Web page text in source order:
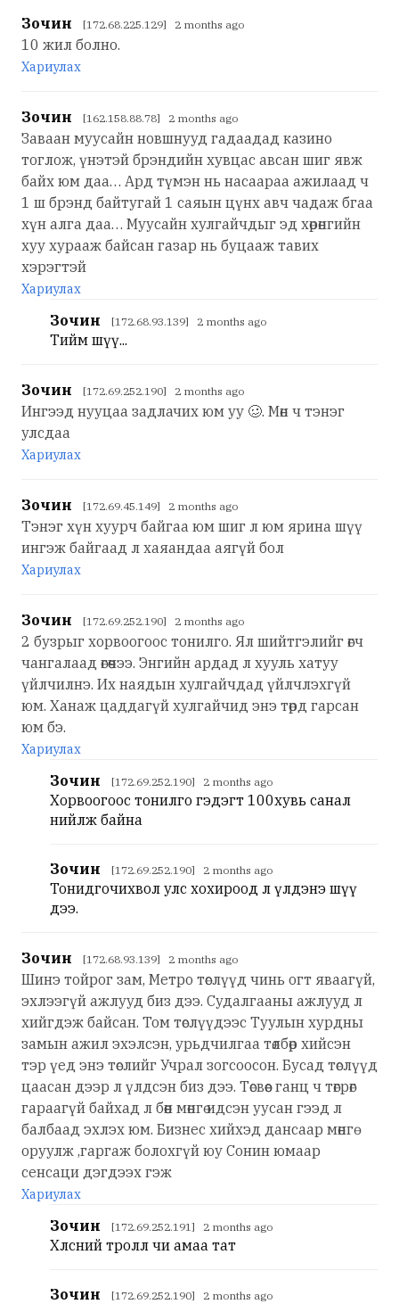
Зочин [172.68.225.129] 2 months ago
10 жил болно.
Хариулах
Зочин [162.158.88.78] 2 months ago
Заваан муусайн новшнууд гадаадад казино
тоглож, үнэтэй брэндийн хувцас авсан шиг явж
байх юм даа… Ард түмэн нь насаараа ажилаад ч
1 ш брэнд байтугай 1 саяын цүнх авч чадаж бгаа
хүн алга даа… Муусайн хулгайчдыг эд хөрөнгийн
хуу хурааж байсан газар нь буцааж тавих
хэрэгтэй
Хариулах
Зочин [172.68.93.139] 2 months ago
Тийм шүү...
Зочин [172.69.252.190] 2 months ago
Ингээд нууцаа задлачих юм уу 🥴. Мөн ч тэнэг
улсдаа
Хариулах
Зочин [172.69.45.149] 2 months ago
Тэнэг хүн хуурч байгаа юм шиг л юм ярина шүү
ингэж байгаад л хаяандаа аягүй бол
Хариулах
Зочин [172.69.252.190] 2 months ago
2 бузрыг хорвоогоос тонилго. Ял шийтгэлийг өгч
чангалаад өгөөчээ. Энгийн ардад л хууль хатуу
үйлчилнэ. Их наядын хулгайчдад үйлчлэхгүй
юм. Ханаж цаддагүй хулгайчид энэ төрд гарсан
юм бэ.
Хариулах
Зочин [172.69.252.190] 2 months ago
Хорвоогоос тонилго гэдэгт 100хувь санал
нийлж байна
Зочин [172.69.252.190] 2 months ago
Тонидгочихвол улс хохироод л үлдэнэ шүү
дээ.
Зочин [172.68.93.139] 2 months ago
Шинэ тойрог зам, Метро төслүүд чинь огт яваагүй,
эхлээгүй ажлууд биз дээ. Судалгааны ажлууд л
хийгдэж байсан. Том төслүүдээс Туулын хурдны
замын ажил эхэлсэн, урьдчилгаа төлбөр хийсэн
тэр үед энэ төслийг Учрал зогсоосон. Бусад төслүүд
цаасан дээр л үлдсэн биз дээ. Төсвөөс ганц ч төгрөг
гараагүй байхад л бөөн мөнгө идсэн уусан гээд л
балбаад эхлэх юм. Бизнес хийхэд дансаар мөнгө
оруулж ,гаргаж болохгүй юу Сонин юмаар
сенсаци дэгдээх гэж
Хариулах
Зочин [172.69.252.191] 2 months ago
Хөлсний тролл чи амаа тат
Зочин [172.69.252.190] 2 months ago